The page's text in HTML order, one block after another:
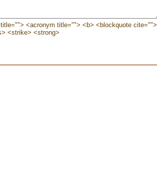
<acronym title=""> <b> <blockquote cite="">
<strike> <strong>